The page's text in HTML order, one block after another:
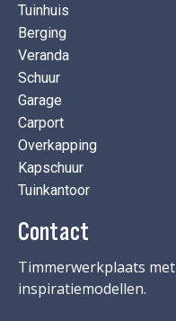
Tuinhuis
Berging
Veranda
Schuur
Garage
Carport
Overkapping
Kapschuur
Tuinkantoor
Contact
Timmerwerkplaats met
inspiratiemodellen.